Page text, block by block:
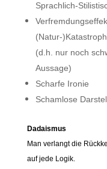
Sprachlich-
(Natur-
(d.h. nur noch
Aussage)
Scharfe Ironie
Schamlose
Dadaismus
Man verlangt die
auf jede Logik.